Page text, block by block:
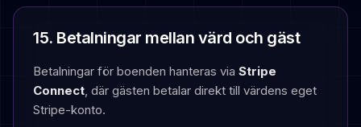
15. Betalningar mellan värd och gäst
Betalningar för boenden hanteras via Stripe
Connect, där gästen betalar direkt till värdens eget
Stripe-konto.